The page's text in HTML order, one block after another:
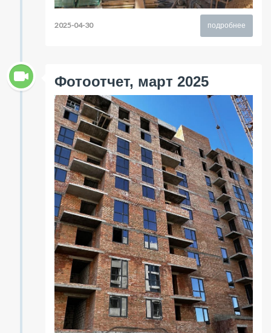
подробнее
2025-04-30
Фотоотчет, март 2025